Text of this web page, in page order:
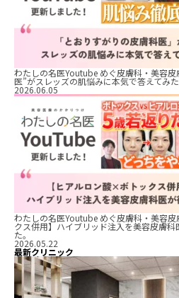
わたしの名医Youtube めぐ皮膚科・美容
医”がスレッズの肌悩みに本気で答えてみ
2026.06.05
わたしの名医Youtube めぐ皮膚科・美容
クス併用】ハイブリッド注入を美容皮膚
た。
2026.05.22
最新クリニック